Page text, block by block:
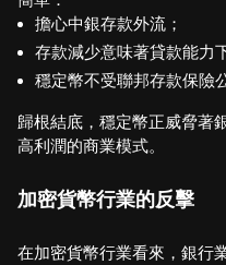
擔心中銀存款外流；
存款減少意味著貸款能力
穩定幣不受聯邦存款保險
歸根結底，穩定幣正威脅著
高利潤的商業模式。
加密貨幣行業的反擊
在加密貨幣行業看來，銀行